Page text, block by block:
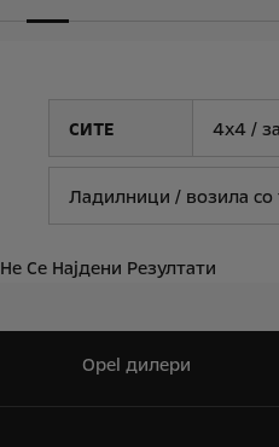
СИТЕ 4x4 /
Ладилници / возила со
Не Се Најдени Резултати
Opel дилери